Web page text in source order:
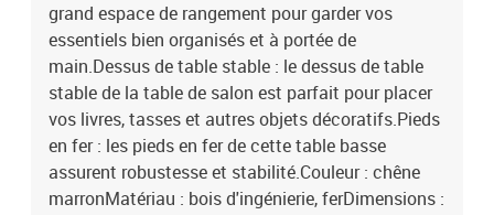
grand espace de rangement pour garder vos
essentiels bien organisés et à portée de
main.Dessus de table stable : le dessus de table
stable de la table de salon est parfait pour placer
vos livres, tasses et autres objets décoratifs.Pieds
en fer : les pieds en fer de cette table basse
assurent robustesse et stabilité.Couleur : chêne
marronMatériau : bois d'ingénierie, ferDimensions :